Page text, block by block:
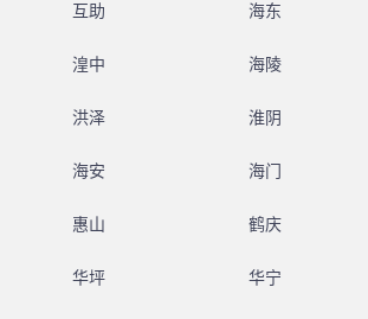
互助 海东
湟中 海陵
洪泽 淮阴
海安 海门
惠山 鹤庆
华坪 华宁